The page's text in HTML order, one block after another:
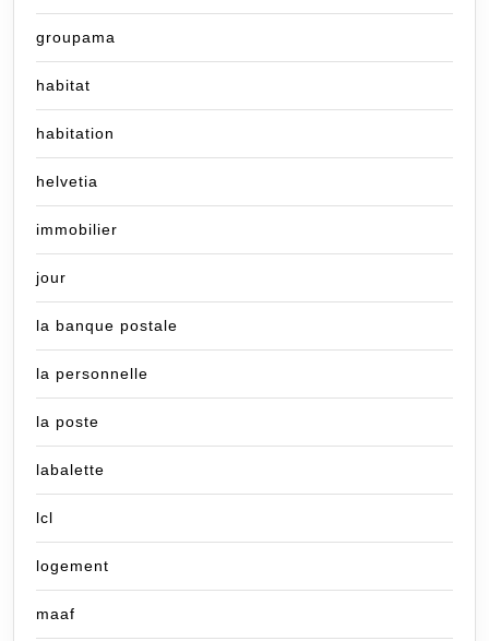
groupama
habitat
habitation
helvetia
immobilier
jour
la banque postale
la personnelle
la poste
labalette
lcl
logement
maaf